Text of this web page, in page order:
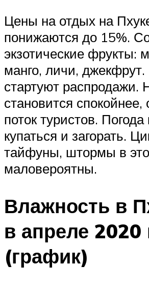
Цены на отдых на
понижаются до 15%.
экзотические фрукты:
манго, личи, джекфрут.
стартуют распродажи.
становится спокойнее,
поток туристов. Погода
купаться и загорать.
тайфуны, штормы в
маловероятны.
Влажность в
в апреле 2020
(график)